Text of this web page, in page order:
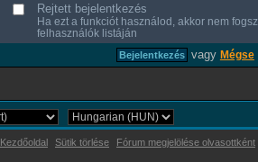
Rejtett bejelentkezés
Ha ezt a funkciót használod, akkor nem
felhasználók listáján
vagy Mégse
Kezdőoldal Sütik törlése Fórum megjelölése olvasottként